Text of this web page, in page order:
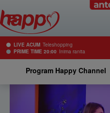
LIVE ACUM Teleshopping
PRIME TIME 20:00 Inima ranita
Program Happy Channel